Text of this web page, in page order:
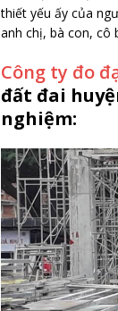
thiết yếu ấy của
anh chị, bà con, cô
Công ty đo
đất đai
nghiệm: